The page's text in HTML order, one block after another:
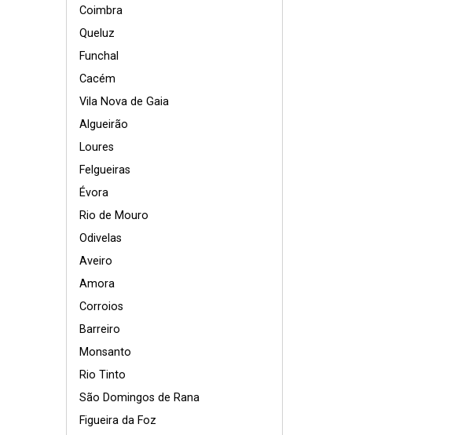
Coimbra
Queluz
Funchal
Cacém
Vila Nova de Gaia
Algueirão
Loures
Felgueiras
Évora
Rio de Mouro
Odivelas
Aveiro
Amora
Corroios
Barreiro
Monsanto
Rio Tinto
São Domingos de Rana
Figueira da Foz